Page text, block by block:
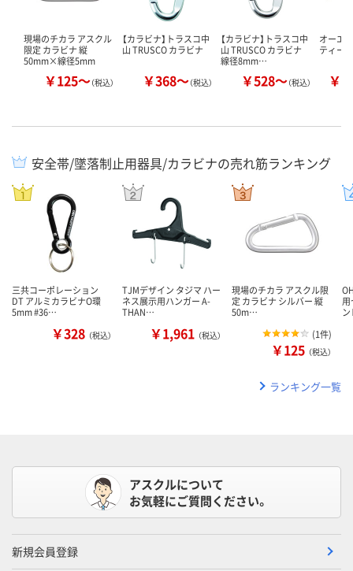
現場のチカラ アスクル
限定 カラビナ 縦
50mm×線径5mm
￥125～（税込）
【カラビナ】トラスコ中
山 TRUSCO カラビナ
￥368～（税込）
【カラビナ】トラスコ中
山 TRUSCO カラビナ
線径8mm…
￥528～（税込）
オーエ
ティー
￥
安全帯/墜落制止用器具/カラビナの売れ筋ランキング
三共コーポレーション
DT アルミカラビナO環
5mm #36…
￥328 （税込）
TJMデザイン タジマ ハー
ネス展示用ハンガー A-
THAN…
￥1,961 （税込）
現場のチカラ アスクル限
定 カラビナ シルバー 縦
50m…
(1件)
￥125 （税込）
用
ランキング一覧
アスクルについて
お気軽にご質問ください。
新規会員登録